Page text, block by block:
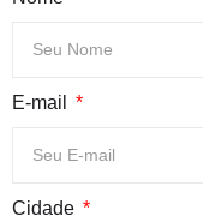
E-mail
Cidade